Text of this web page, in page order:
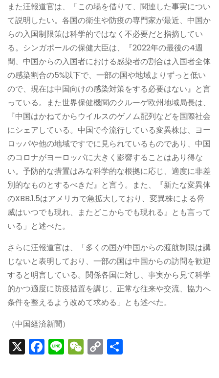
また汪報道官は、「この場を借りて、関連した事実につい
て説明したい。各国の衛生や防疫の専門家が最近、中国か
らの入国制限策は科学的ではなく不必要だと指摘してい
る。シンガポールの保健大臣は、『2022年の最後の4週
間、中国からの入国者における感染者の割合は入国者全体
の感染割合の5%以下で、一部の国や地域よりずっと低い
ので、現在は中国向けの感染対策をする必要はない』と言
っている。また世界保健機関のクルーゲ欧州地域局長は、
『中国はかねてからウイルスのゲノム配列などを国際社会
にシェアしている。中国で今流行している変異株は、ヨー
ロッパや他の地域ですでに見られているものであり、中国
のコロナがヨーロッパに大きく影響することはあり得な
い。予防的な措置はみな科学的な根拠に応じ、適度に非差
別的なものとするべきだ』と言う。また、『新たな変異体
のXBB.1.5はアメリカで急拡大しており、変異株による脅
威はいつでも現れ、またどこからでも現れる』とも言って
いる」と述べた。
さらに汪報道官は、「多くの国が中国からの渡航制限は講
じないと表明しており、一部の国は中国からの訪問を歓迎
すると明言している。関係各国に対し、事実から見て科学
的かつ適度に防疫措置を講じ、正常な往来や交流、協力へ
条件を整えるよう改めて求める」とも述べた。
（中国経済新聞）
X F
a
Li
n
W
e
C
o